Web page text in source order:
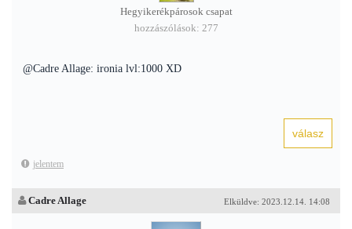
Hegyikerékpárosok csapat
hozzászólások: 277
@Cadre Allage: ironia lvl:1000 XD
jelentem
Elküldve: 2023.12.14. 14:08
Cadre Allage